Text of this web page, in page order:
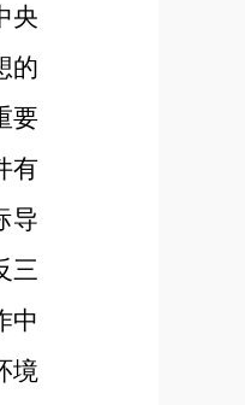
央
的
要
有
导
三
中
境